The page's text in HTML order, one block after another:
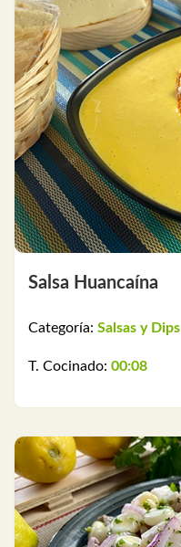
Salsa Huancaína
Categoría: Salsas y Dips
T. Cocinado: 00:08